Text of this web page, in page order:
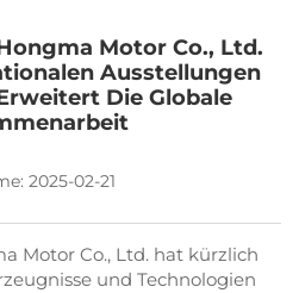
Motor Co., Ltd.
Ausstellungen
Die Globale
2025-02-21
Motor Co., Ltd. hat kürzlich
und Technologien